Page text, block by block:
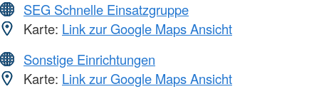
SEG Schnelle Einsatzgruppe
Karte: Link zur Google Maps Ansicht
Sonstige Einrichtungen
Karte: Link zur Google Maps Ansicht